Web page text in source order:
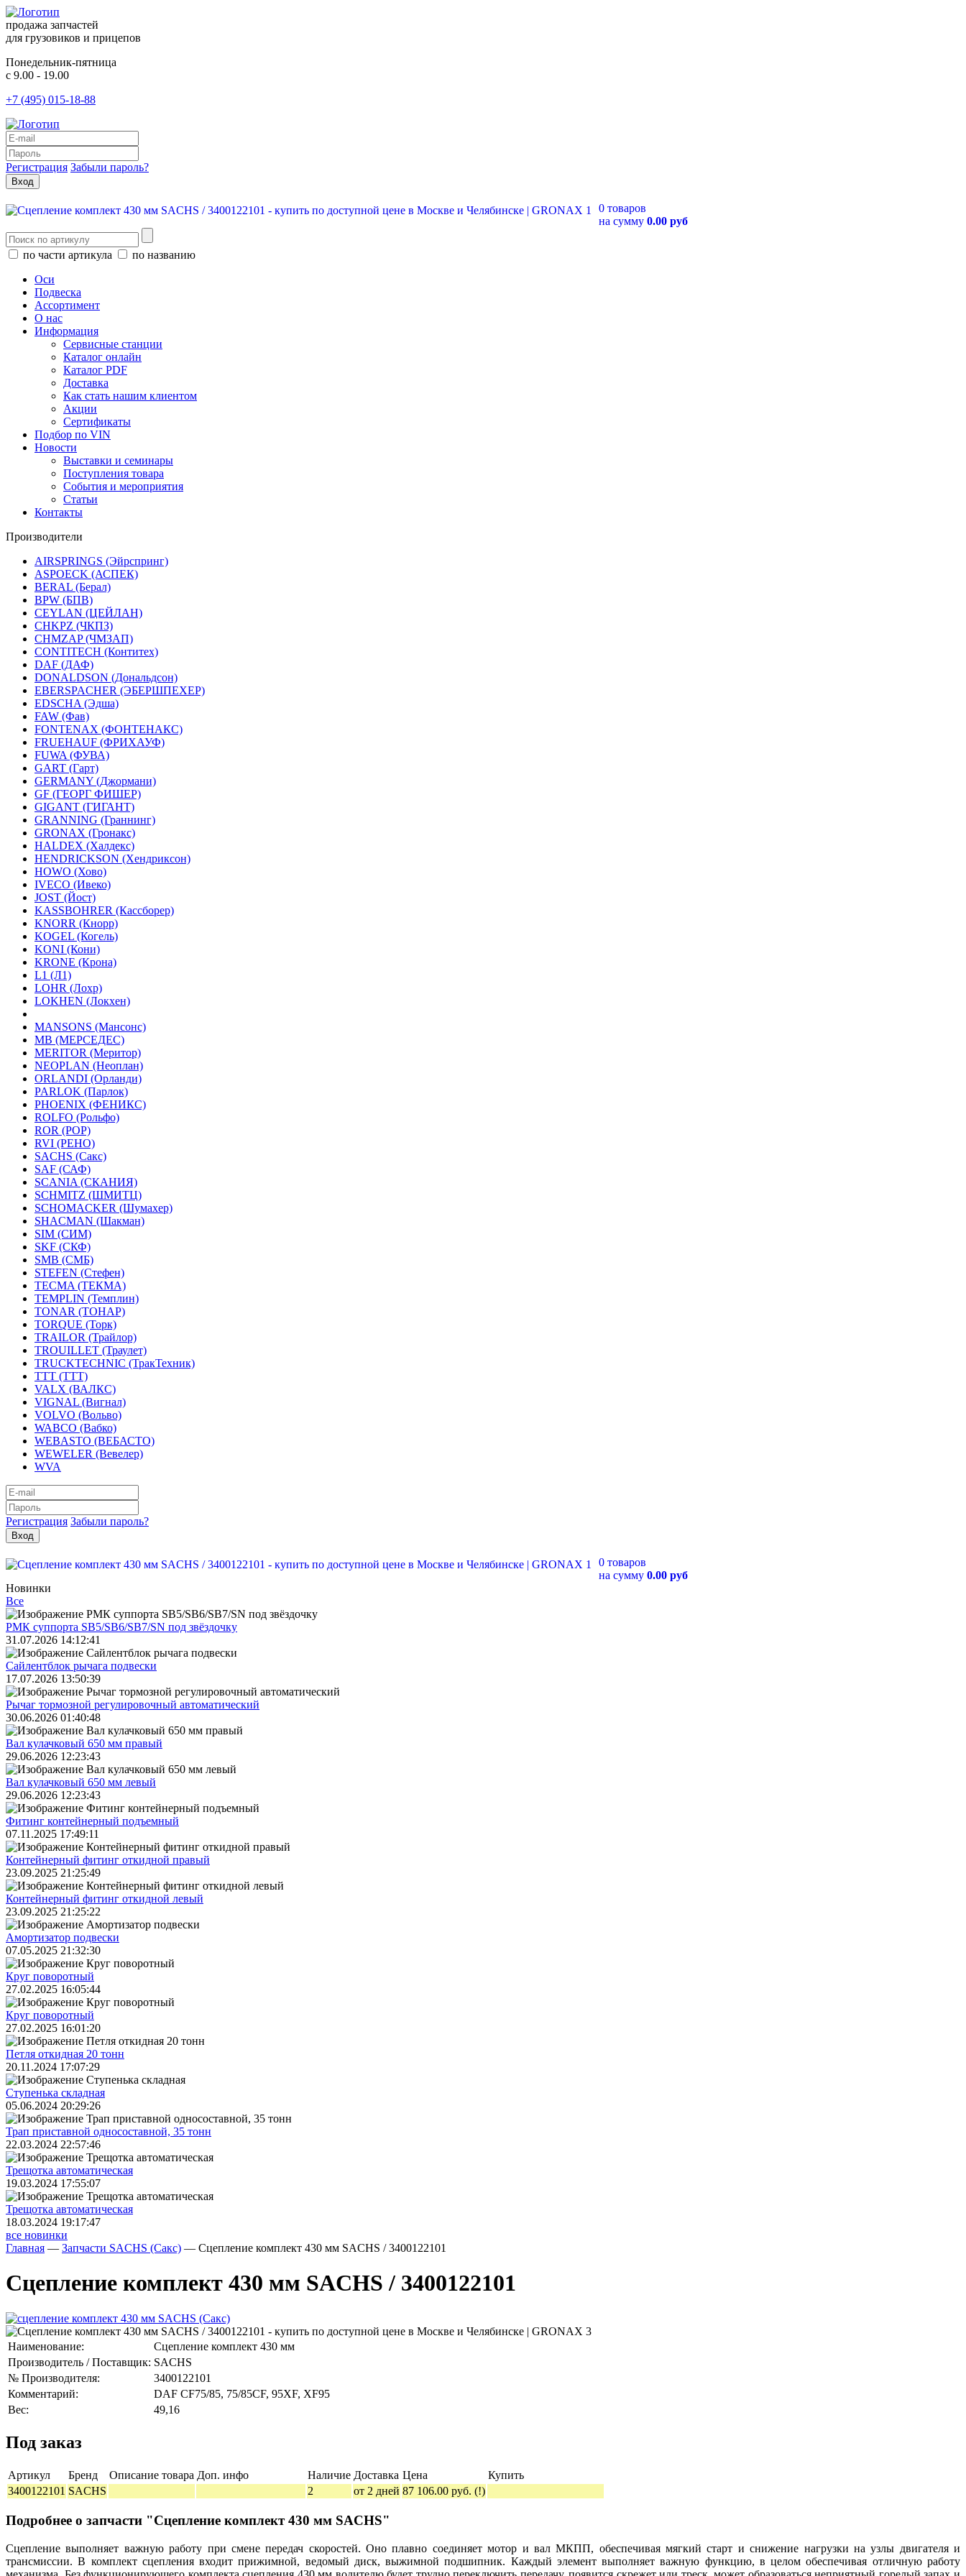
продажа запчастей
для грузовиков и прицепов
Понедельник-пятница
с 9.00 - 19.00
+7 (495) 015-18-88
Регистрация Забыли пароль?
0 товаров
на сумму 0.00 руб
по части артикула
по названию
Оси
Подвеска
Ассортимент
О нас
Информация
Сервисные станции
Каталог онлайн
Каталог PDF
Доставка
Как стать нашим клиентом
Акции
Сертификаты
Подбор по VIN
Новости
Выставки и семинары
Поступления товара
События и мероприятия
Статьи
Контакты
Производители
AIRSPRINGS (Эйрспринг)
ASPOECK (АСПЕК)
BERAL (Берал)
BPW (БПВ)
CEYLAN (ЦЕЙЛАН)
CHKPZ (ЧКПЗ)
CHMZAP (ЧМЗАП)
CONTITECH (Контитех)
DAF (ДАФ)
DONALDSON (Дональдсон)
EBERSPACHER (ЭБЕРШПЕХЕР)
EDSCHA (Эдша)
FAW (Фав)
FONTENAX (ФОНТЕНАКС)
FRUEHAUF (ФРИХАУФ)
FUWA (ФУВА)
GART (Гарт)
GERMANY (Джормани)
GF (ГЕОРГ ФИШЕР)
GIGANT (ГИГАНТ)
GRANNING (Граннинг)
GRONAX (Гронакс)
HALDEX (Халдекс)
HENDRICKSON (Хендриксон)
HOWO (Хово)
IVECO (Ивеко)
JOST (Йост)
KASSBOHRER (Касcборер)
KNORR (Кнорр)
KOGEL (Когель)
KONI (Кони)
KRONE (Крона)
L1 (Л1)
LOHR (Лохр)
LOKHEN (Локхен)
MANSONS (Мансонс)
MB (МЕРСЕДЕС)
MERITOR (Меритор)
NEOPLAN (Неоплан)
ORLANDI (Орланди)
PARLOK (Парлок)
PHOENIX (ФЕНИКС)
ROLFO (Рольфо)
ROR (РОР)
RVI (РЕНО)
SACHS (Сакс)
SAF (САФ)
SCANIA (СКАНИЯ)
SCHMITZ (ШМИТЦ)
SCHOMACKER (Шумахер)
SHACMAN (Шакман)
SIM (СИМ)
SKF (СКФ)
SMB (СМБ)
STEFEN (Стефен)
TECMA (ТЕКМА)
TEMPLIN (Темплин)
TONAR (ТОНАР)
TORQUE (Торк)
TRAILOR (Трайлор)
TROUILLET (Траулет)
TRUCKTECHNIC (ТракТехник)
TTT (ТТТ)
VALX (ВАЛКС)
VIGNAL (Вигнал)
VOLVO (Вольво)
WABCO (Вабко)
WEBASTO (ВЕБАСТО)
WEWELER (Вевелер)
WVA
Регистрация Забыли пароль?
0 товаров
на сумму 0.00 руб
Новинки
Все
РМК суппорта SB5/SB6/SB7/SN под звёздочку
31.07.2026 14:12:41
Сайлентблок рычага подвески
17.07.2026 13:50:39
Рычаг тормозной регулировочный автоматический
30.06.2026 01:40:48
Вал кулачковый 650 мм правый
29.06.2026 12:23:43
Вал кулачковый 650 мм левый
29.06.2026 12:23:43
Фитинг контейнерный подъемный
07.11.2025 17:49:11
Контейнерный фитинг откидной правый
23.09.2025 21:25:49
Контейнерный фитинг откидной левый
23.09.2025 21:25:22
Амортизатор подвески
07.05.2025 21:32:30
Круг поворотный
27.02.2025 16:05:44
Круг поворотный
27.02.2025 16:01:20
Петля откидная 20 тонн
20.11.2024 17:07:29
Ступенька складная
05.06.2024 20:29:26
Трап приставной односоставной, 35 тонн
22.03.2024 22:57:46
Трещoтка автоматическая
19.03.2024 17:55:07
Трещoтка автоматическая
18.03.2024 19:17:47
все новинки
Главная — Запчасти SACHS (Сакс) — Сцепление комплект 430 мм SACHS / 3400122101
Сцепление комплект 430 мм SACHS / 3400122101
Наименование:
Сцепление комплект 430 мм
Производитель / Поставщик: SACHS
№ Производителя:
3400122101
Комментарий:
DAF CF75/85, 75/85CF, 95XF, XF95
Вес:
49,16
Под заказ
Артикул Бренд Описание товара Доп. инфо Наличие Доставка Цена
Купить
3400122101 SACHS 2 от 2 дней 87 106.00 руб. (!)
Подробнее о запчасти "Сцепление комплект 430 мм SACHS"
Сцепление выполняет важную работу при смене передач скоростей. Оно плавно соединяет мотор и вал МКПП, обеспечивая мягкий старт и снижение нагрузки на узлы двигателя и
трансмиссии. В комплект сцепления входит прижимной, ведомый диск, выжимной подшипник. Каждый элемент выполняет важную функцию, в целом обеспечивая отличную работу